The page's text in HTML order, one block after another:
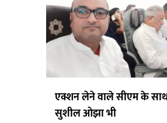
एक्शन लेने वाले सीएम के
सुशील ओझा भी